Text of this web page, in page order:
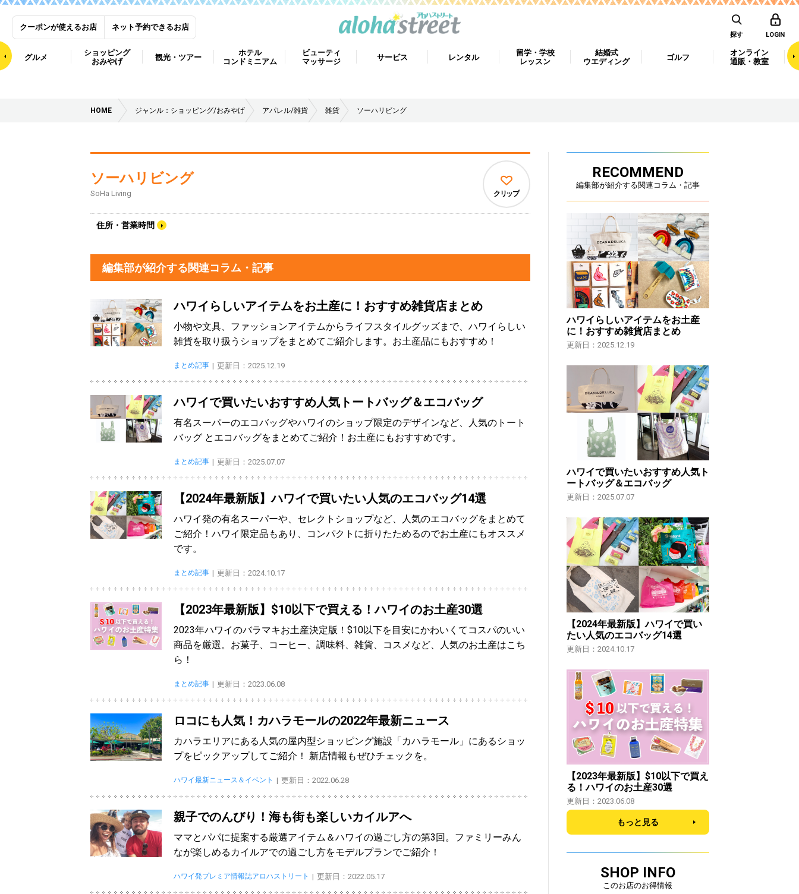
クーポンが使えるお店 ネット予約できるお店
探す LOGIN
グルメ
ショッピング
おみやげ
観光・ツアー
ホテル
コンドミニアム
ビューティ
マッサージ
サービス レンタル
留学・学校
レッスン
結婚式
ウエディング
ゴルフ
オンライン
通販・教室
HOME ジャンル：ショッピング/おみやげ アパレル/雑貨 雑貨 ソーハリビング
ソーハリビング
SoHa Living
住所・営業時間
クリップ
編集部が紹介する関連コラム・記事
ハワイらしいアイテムをお土産に！おすすめ雑貨店まとめ
小物や文具、ファッションアイテムからライフスタイルグッズまで、ハワイらしい
雑貨を取り扱うショップをまとめてご紹介します。お土産品にもおすすめ！
まとめ記事 更新日：2025.12.19
ハワイで買いたいおすすめ人気トートバッグ＆エコバッグ
有名スーパーのエコバッグやハワイのショップ限定のデザインなど、人気のトート
バッグ とエコバッグをまとめてご紹介！お土産にもおすすめです。
まとめ記事 更新日：2025.07.07
【2024年最新版】ハワイで買いたい人気のエコバッグ14選
ハワイ発の有名スーパーや、セレクトショップなど、人気のエコバッグをまとめて
ご紹介！ハワイ限定品もあり、コンパクトに折りたためるのでお土産にもオススメ
です。
まとめ記事 更新日：2024.10.17
【2023年最新版】$10以下で買える！ハワイのお土産30選
2023年ハワイのバラマキお土産決定版！$10以下を目安にかわいくてコスパのいい
商品を厳選。お菓子、コーヒー、調味料、雑貨、コスメなど、人気のお土産はこち
ら！
まとめ記事 更新日：2023.06.08
ロコにも人気！カハラモールの2022年最新ニュース
カハラエリアにある人気の屋内型ショッピング施設「カハラモール」にあるショッ
プをピックアップしてご紹介！ 新店情報もぜひチェックを。
ハワイ最新ニュース＆イベント 更新日：2022.06.28
親子でのんびり！海も街も楽しいカイルアへ
ママとパパに提案する厳選アイテム＆ハワイの過ごし方の第3回。ファミリーみん
なが楽しめるカイルアでの過ごし方をモデルプランでご紹介！
ハワイ発プレミア情報誌アロハストリート 更新日：2022.05.17
RECOMMEND
編集部が紹介する関連コラム・記事
ハワイらしいアイテムをお土産
に！おすすめ雑貨店まとめ
更新日：2025.12.19
ハワイで買いたいおすすめ人気ト
ートバッグ＆エコバッグ
更新日：2025.07.07
【2024年最新版】ハワイで買い
たい人気のエコバッグ14選
更新日：2024.10.17
【2023年最新版】$10以下で買え
る！ハワイのお土産30選
更新日：2023.06.08
もっと見る
SHOP INFO
このお店のお得情報